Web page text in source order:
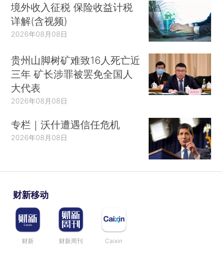
境外收入征税 保险收益计税
详解(含视频)
2026年08月08日
贵州山脚树矿难致16人死亡近
三年 矿长涉罪被罢免全国人
大代表
2026年08月08日
专栏｜沃什遭遇信任危机
2026年08月08日
财新移动
财新 财新周刊 Caixin